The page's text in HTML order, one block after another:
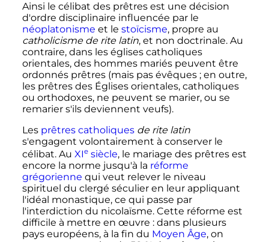
Ainsi le célibat des prêtres est une décision
d'ordre disciplinaire influencée par le
néoplatonisme et le stoïcisme, propre au
catholicisme de rite latin, et non doctrinale. Au
contraire, dans les églises catholiques
orientales, des hommes mariés peuvent être
ordonnés prêtres (mais pas évêques ; en outre,
les prêtres des Églises orientales, catholiques
ou orthodoxes, ne peuvent se marier, ou se
remarier s'ils deviennent veufs).
Les prêtres catholiques de rite latin
s'engagent volontairement à conserver le
célibat. Au XIesiècle, le mariage des prêtres est
encore la norme jusqu'à la réforme
grégorienne qui veut relever le niveau
spirituel du clergé séculier en leur appliquant
l'idéal monastique, ce qui passe par
l'interdiction du nicolaïsme. Cette réforme est
difficile à mettre en œuvre : dans plusieurs
pays européens, à la fin du Moyen Âge, on